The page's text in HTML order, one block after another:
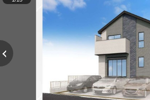
中国語での対応も可能です
お問い合わせ
営業メールは固くお断りしま
松戸支店 成田支店 木更